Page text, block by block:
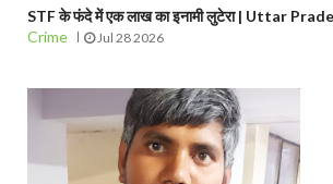
STF के फंदे में एक लाख का इनामी लुटेरा | Uttar
Crime
Jul 28 2026